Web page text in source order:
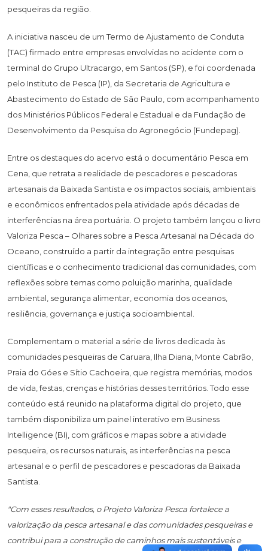
pesqueiras da região.
A iniciativa nasceu de um Termo de Ajustamento de Conduta
(TAC) firmado entre empresas envolvidas no acidente com o
terminal do Grupo Ultracargo, em Santos (SP), e foi coordenada
pelo Instituto de Pesca (IP), da Secretaria de Agricultura e
Abastecimento do Estado de São Paulo, com acompanhamento
dos Ministérios Públicos Federal e Estadual e da Fundação de
Desenvolvimento da Pesquisa do Agronegócio (Fundepag).
Entre os destaques do acervo está o documentário Pesca em
Cena, que retrata a realidade de pescadores e pescadoras
artesanais da Baixada Santista e os impactos sociais, ambientais
e econômicos enfrentados pela atividade após décadas de
interferências na área portuária. O projeto também lançou o livro
Valoriza Pesca – Olhares sobre a Pesca Artesanal na Década do
Oceano, construído a partir da integração entre pesquisas
científicas e o conhecimento tradicional das comunidades, com
reflexões sobre temas como poluição marinha, qualidade
ambiental, segurança alimentar, economia dos oceanos,
resiliência, governança e justiça socioambiental.
Complementam o material a série de livros dedicada às
comunidades pesqueiras de Caruara, Ilha Diana, Monte Cabrão,
Praia do Góes e Sítio Cachoeira, que registra memórias, modos
de vida, festas, crenças e histórias desses territórios. Todo esse
conteúdo está reunido na plataforma digital do projeto, que
também disponibiliza um painel interativo em Business
Intelligence (BI), com gráficos e mapas sobre a atividade
pesqueira, os recursos naturais, as interferências na pesca
artesanal e o perfil de pescadores e pescadoras da Baixada
Santista.
"Com esses resultados, o Projeto Valoriza Pesca fortalece a
valorização da pesca artesanal e das comunidades pesqueiras e
contribui para a construção de caminhos mais sustentáveis e